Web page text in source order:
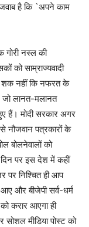
है कि `अपने काम
गोरी नस्ल की
को साम्राज्यवादी
शक नहीं कि नफरत के
जो लानत-मलानत
हैं। मोदी सरकार अगर
नौजवान पत्रकारों के
बोलनेवालों को
पर इस देश में कहीं
पर निश्चित ही आप
और बीजेपी सर्व-धर्म
करार आएगा ही
मीडिया पोस्ट को